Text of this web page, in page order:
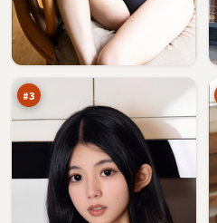
#3
灰
塔
动
96
万